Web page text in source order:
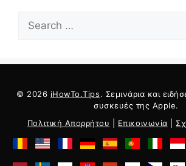
Ψάχνω
για:
© 2026 iHowTo.Tips. Σεμινάρια και
συσκευές της Apple.
Πολιτική Απορρήτου
Επικοινωνία |